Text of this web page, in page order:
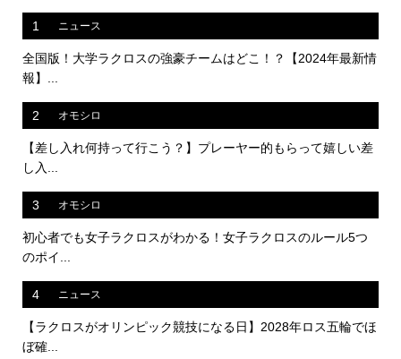
1 ニュース
全国版！大学ラクロスの強豪チームはどこ！？【2024年最新情
報】...
2 オモシロ
【差し入れ何持って行こう？】プレーヤー的もらって嬉しい差
し入...
3 オモシロ
初心者でも女子ラクロスがわかる！女子ラクロスのルール5つ
のポイ...
4 ニュース
【ラクロスがオリンピック競技になる日】2028年ロス五輪でほ
ぼ確...